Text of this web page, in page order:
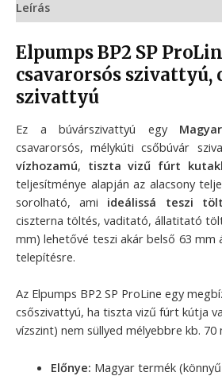
Leírás
Elpumps BP2 SP
csavarorsós szivattyú,
szivattyú
Ez a búvárszivattyú egy
csavarorsós, mélykúti csőbúvár
vízhozamú, tiszta vizű fúrt
teljesítménye alapján az alacsony
sorolható, ami ideálissá teszi
ciszterna töltés, vaditató, állatitató
mm) lehetővé teszi akár belső 63
telepítésre.
Az Elpumps BP2 SP ProLine egy
csőszivattyú, ha tiszta vizű fúrt kútja
vízszint) nem süllyed mélyebbre kb. 70
Előnye: Magyar termék